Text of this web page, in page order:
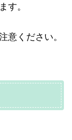
す。
意ください。